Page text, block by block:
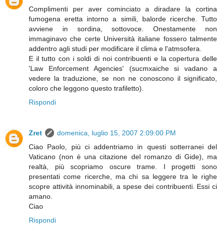
Complimenti per aver cominciato a diradare la cortina
fumogena eretta intorno a simili, balorde ricerche. Tutto
avviene in sordina, sottovoce. Onestamente non
immaginavo che certe Università italiane fossero talmente
addentro agli studi per modificare il clima e l'atmsofera.
E il tutto con i soldi di noi contribuenti e la copertura delle
'Law Enforcement Agencies' (sucmxaiche si vadano a
vedere la traduzione, se non ne conoscono il significato,
coloro che leggono questo trafiletto).
Rispondi
Zret
domenica, luglio 15, 2007 2:09:00 PM
Ciao Paolo, più ci addentriamo in questi sotterranei del
Vaticano (non è una citazione del romanzo di Gide), ma
realtà, più scopriamo oscure trame. I progetti sono
presentati come ricerche, ma chi sa leggere tra le righe
scopre attività innominabili, a spese dei contribuenti. Essi ci
amano.
Ciao
Rispondi